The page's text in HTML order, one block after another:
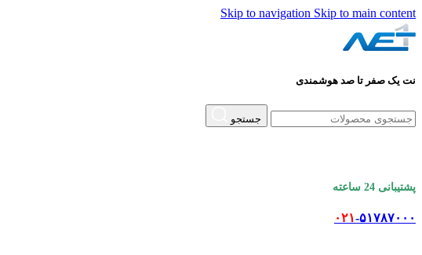
Skip to navigation Skip to main content
نت یک صفر تا صد هوشمندی
جستجو
پشتیبانی 24 ساعته
۰۲۱-۵۱۷۸۷۰۰۰